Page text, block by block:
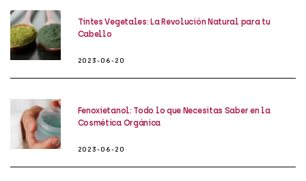
Tintes Vegetales: La Revolución Natural para tu
Cabello
2023-06-20
Fenoxietanol: Todo lo que Necesitas Saber en la
Cosmética Orgánica
2023-06-20